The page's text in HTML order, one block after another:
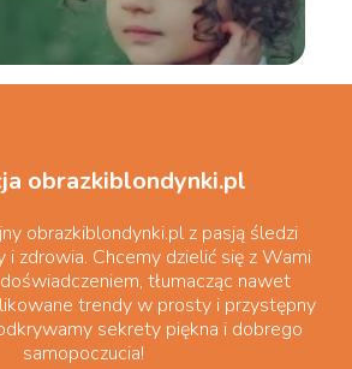
obrazkiblondynki.pl
obrazkiblondynki.pl z pasją śledzi
i zdrowia. Chcemy dzielić się z Wami
tłumacząc nawet
trendy w prosty i przystępny
sekrety piękna i dobrego
samopoczucia!